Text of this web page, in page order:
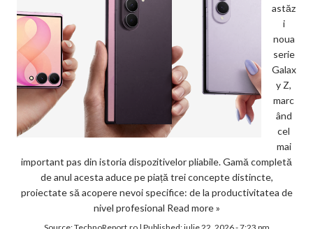
astăz
i
noua
serie
Galax
y Z,
marc
ând
cel
mai
important pas din istoria dispozitivelor pliabile. Gamă completă
de anul acesta aduce pe piață trei concepte distincte,
proiectate să acopere nevoi specifice: de la productivitatea de
nivel profesional Read more »